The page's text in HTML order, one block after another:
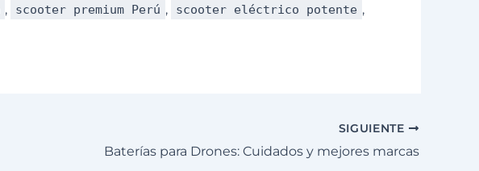
, scooter premium Perú , scooter eléctrico potente ,
SIGUIENTE
Baterías para Drones: Cuidados y mejores marcas